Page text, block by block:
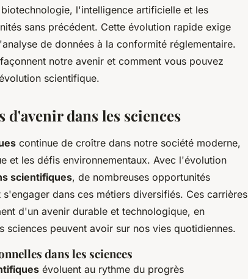
l'intelligence artificielle et les
sans précédent. Cette évolution rapide exige
de données à la conformité réglementaire.
notre avenir et comment vous pouvez
scientifique.
dans les sciences
continue de croître dans notre société moderne,
et les défis environnementaux. Avec l'évolution
scientifiques, de nombreuses opportunités
dans ces métiers diversifiés. Ces carrières
d'un avenir durable et technologique, en
peuvent avoir sur nos vies quotidiennes.
dans les sciences
évoluent au rythme du progrès